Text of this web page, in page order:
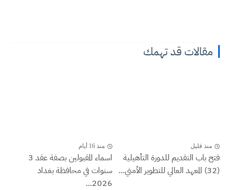
مقالات قد تهمك
منذ قليل
فتح باب التقديم للدورة التأهيلية
(32) المعهد العالي للتطوير الأمني...
منذ 16 أيام
اسماء المقبولين بصفة عقد 3
سنوات في محافظة بغداد
2026...